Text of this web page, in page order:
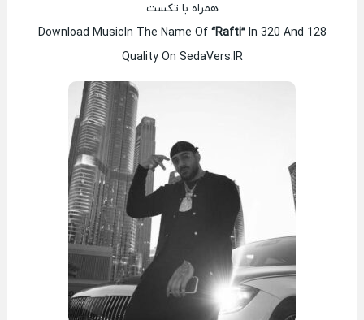
همراه با تکست
Download Music In The Name Of “Rafti”In 320 And 128
Quality On SedaVers.IR